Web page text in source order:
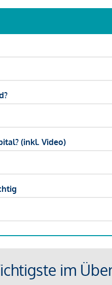
(inkl. Video)
im